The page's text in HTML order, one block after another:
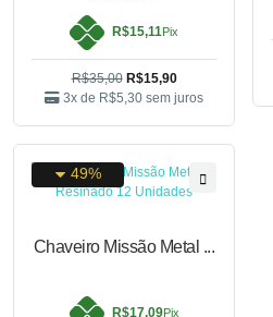
R$15,11Pix
R$35,00 R$15,90
3x de R$5,30 sem juros
49%
Chaveiro Missão Metal
R$17,09Pix